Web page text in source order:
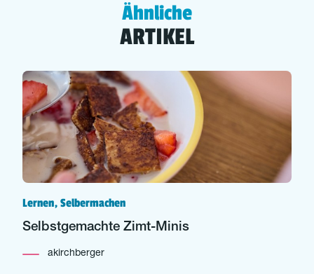
Ähnliche
ARTIKEL
Lernen, Selbermachen
Selbstgemachte Zimt-Minis
akirchberger